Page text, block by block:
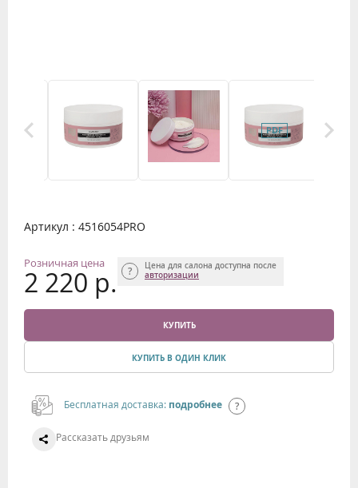
Артикул : 4516054PRO
Розничная цена
2 220 р.
Цена для салона доступна после
авторизации
КУПИТЬ
КУПИТЬ В ОДИН КЛИК
Бесплатная доставка: подробнее
Рассказать друзьям